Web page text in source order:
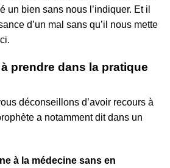
un bien sans nous l’indiquer. Et il
d’un mal sans qu’il nous mette
prendre dans la pratique
déconseillons d’avoir recours à
a notamment dit dans un
à la médecine sans en